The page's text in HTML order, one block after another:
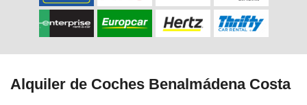
Alquiler de Coches Benalmádena Costa